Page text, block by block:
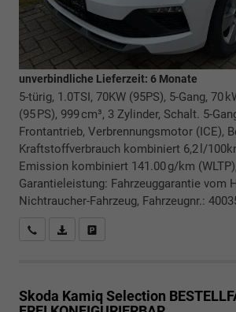
unverbindliche Lieferzeit: 6 Monate
5-türig, 1.0TSI, 70KW (95PS), 5-Gang, 70
(95 PS), 999 cm³, 3 Zylinder, Schalt. 5-
Frontantrieb, Verbrennungsmotor (ICE),
Kraftstoffverbrauch kombiniert 6,2 l/
Emission kombiniert 141.00 g/km
Garantieleistung: Fahrzeuggarantie vom
Nichtraucher-Fahrzeug, Fahrzeugnr.:
Rückrufbitte absenden
PDF-Datei, Fahrzeugexposé drucken
Skoda Kamiq Selection